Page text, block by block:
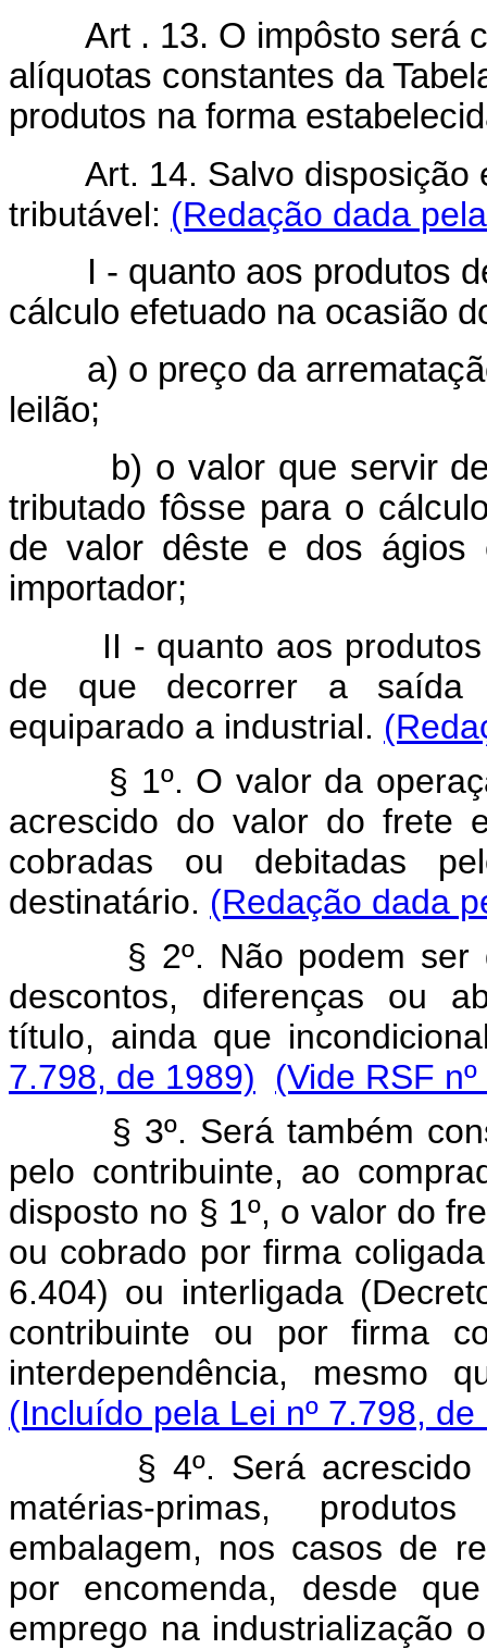
Art . 13. O impôsto será
alíquotas constantes da
produtos na forma
Art. 14. Salvo disposição
tributável: (Redação dada
I - quanto aos produtos de
cálculo efetuado na ocasião
a) o preço da
leilão;
b) o valor que servir de
tributado fôsse para o
de valor dêste e dos ágios
importador;
II - quanto aos produtos
de que decorrer a saída
equiparado a industrial.
§ 1º. O valor da
acrescido do valor do frete
cobradas ou debitadas
destinatário. (Redação dada
§ 2º. Não podem ser
descontos, diferenças ou
título, ainda que
7.798, de 1989)
(Vide RSF
§ 3º. Será também
pelo contribuinte, ao
disposto no § 1º, o valor do
ou cobrado por firma
6.404) ou interligada
contribuinte ou por firma
interdependência, mesmo
(Incluído pela Lei nº 7.798, de
§ 4º. Será acrescido
matérias-primas,
embalagem, nos casos de
por encomenda, desde
emprego na industrialização